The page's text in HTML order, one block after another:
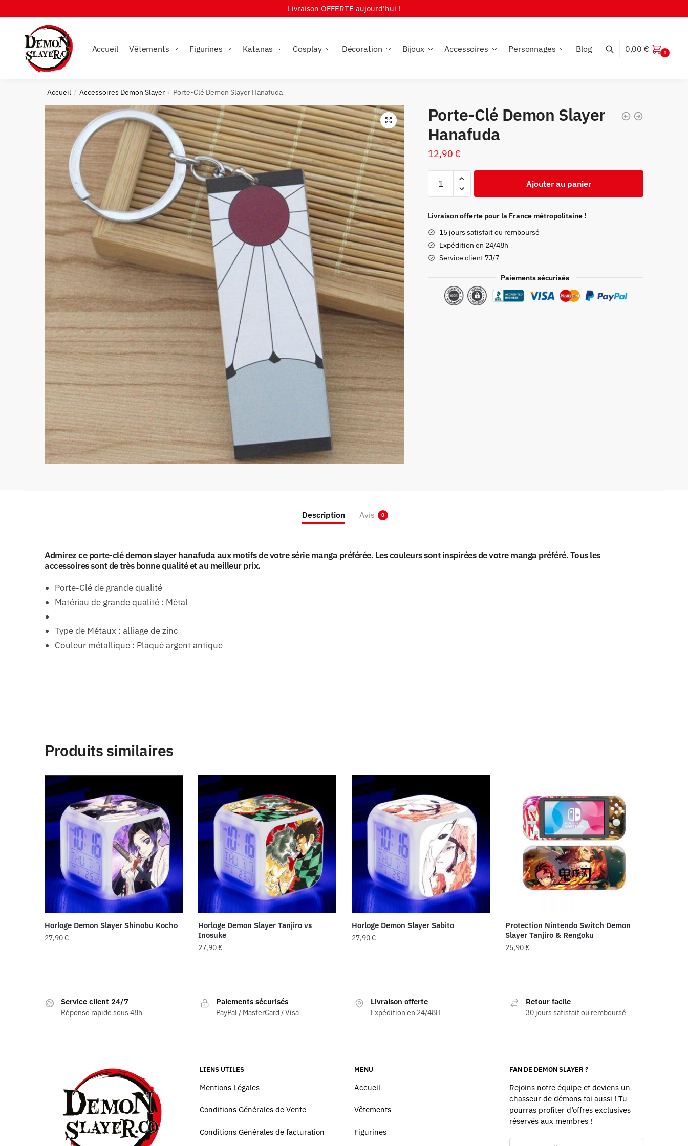
to
navigation
to
Livraison OFFERTE aujourd'hui !
Accueil Vêtements Figurines Katanas Cosplay Décoration Bijoux Accessoires Personnages Blog 0,00 € 0
Accueil / Accessoires Demon Slayer / Porte-Clé Demon Slayer Hanafuda
🔍
Porte-Clé Demon Slayer
Hanafuda
12,90 €
Clé
Demon
Slayer
Hanafuda
Ajouter au panier
Livraison offerte pour la France métropolitaine !
15 jours satisfait ou remboursé
Expédition en 24/48h
Service client 7J/7
Paiements sécurisés
Description Avis 0
Admirez ce porte-clé demon slayer hanafuda aux motifs de votre série manga préférée. Les couleurs sont inspirées de votre manga préféré. Tous les
accessoires sont de très bonne qualité et au meilleur prix.
Porte-Clé de grande qualité
Matériau de grande qualité : Métal
Type de Métaux : alliage de zinc
Couleur métallique : Plaqué argent antique
Produits similaires
Horloge Demon Slayer Shinobu Kocho
27,90€
Horloge Demon Slayer Tanjiro vs
Inosuke
27,90€
Horloge Demon Slayer Sabito
27,90€
Protection Nintendo Switch Demon
Slayer Tanjiro & Rengoku
25,90€
Service client 24/7
Réponse rapide sous 48h
Paiements sécurisés
PayPal / MasterCard / Visa
Livraison offerte
Expédition en 24/48H
Retour facile
30 jours satisfait ou remboursé
LIENS UTILES
Mentions Légales
Conditions Générales de Vente
Conditions Générales de facturation
MENU
Accueil
Vêtements
Figurines
FAN DE DEMON SLAYER ?
Rejoins notre équipe et deviens un
chasseur de démons toi aussi ! Tu
pourras profiter d’offres exclusives
réservés aux membres !